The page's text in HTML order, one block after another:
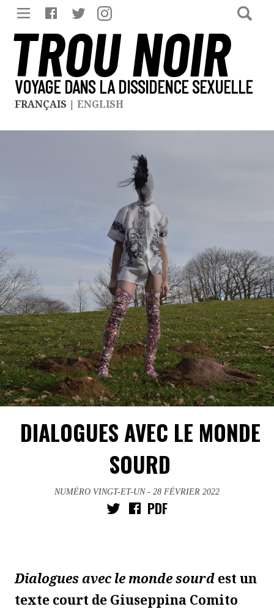
TROU NOIR
VOYAGE DANS LA DISSIDENCE SEXUELLE
FRANÇAIS | ENGLISH
DIALOGUES AVEC LE MONDE
SOURD
NUMÉRO VINGT-ET-UN - 28 FÉVRIER 2022
PDF
Dialogues avec le monde sourd est un
texte court de Giuseppina Comito